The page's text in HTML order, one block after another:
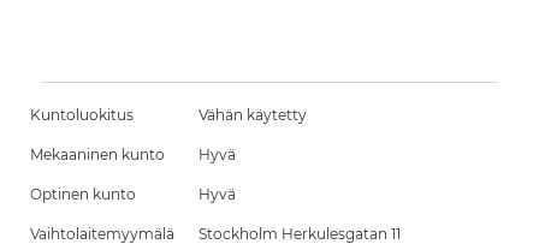
Kuntoluokitus Vähän käytetty
Mekaaninen kunto Hyvä
Optinen kunto Hyvä
Vaihtolaitemyymälä Stockholm Herkulesgatan 11